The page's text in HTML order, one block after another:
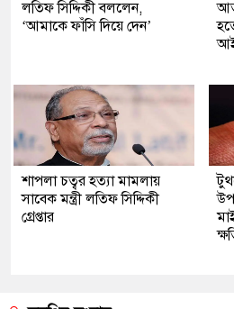
লতিফ সিদ্দিকী বললেন,
‘আমাকে ফাঁসি দিয়ে দেন’
শাপলা চত্বর হত্যা মামলায়
সাবেক মন্ত্রী লতিফ সিদ্দিকী
গ্রেপ্তার